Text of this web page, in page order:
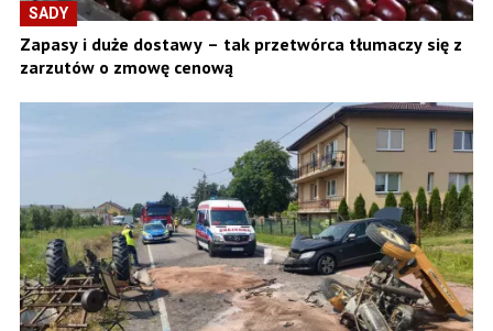
SADY
Zapasy i duże dostawy – tak przetwórca tłumaczy się z
zarzutów o zmowę cenową